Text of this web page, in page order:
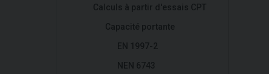
Calculs à partir d'essais CPT
Capacité portante
EN 1997-2
NEN 6743